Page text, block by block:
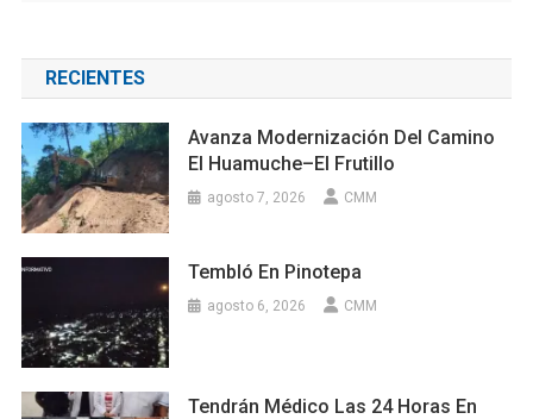
RECIENTES
Avanza Modernización Del Camino
El Huamuche–El Frutillo
agosto 7, 2026 CMM
Tembló En Pinotepa
agosto 6, 2026 CMM
Tendrán Médico Las 24 Horas En